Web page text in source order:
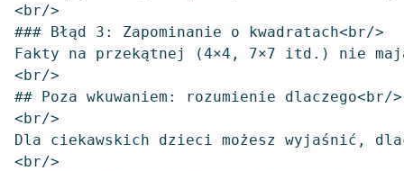
<br/>
### Błąd 3: Zapominanie o kwadratach<br/>
Fakty na przekątnej (4×4, 7×7 itd.) nie
<br/>
## Poza wkuwaniem: rozumienie dlaczego<br/>
<br/>
Dla ciekawskich dzieci możesz wyjaśnić,
<br/>